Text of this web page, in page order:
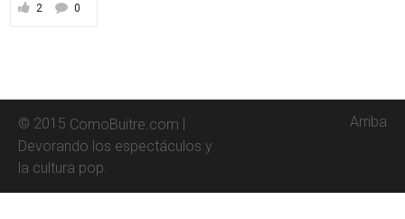
2 0
© 2015 ComoBuitre.com |
Devorando los espectáculos y
la cultura pop.
Arriba